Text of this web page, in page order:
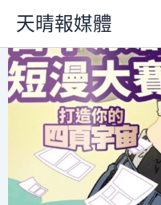
主
要
內
容
天晴報媒體